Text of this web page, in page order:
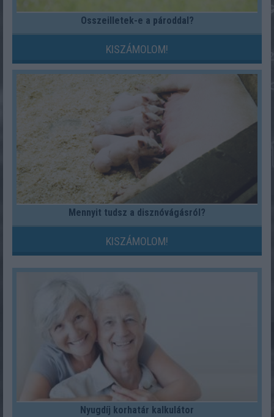
Összeilletek-e a pároddal?
KISZÁMOLOM!
Mennyit tudsz a disznóvágásról?
KISZÁMOLOM!
Nyugdíj korhatár kalkulátor